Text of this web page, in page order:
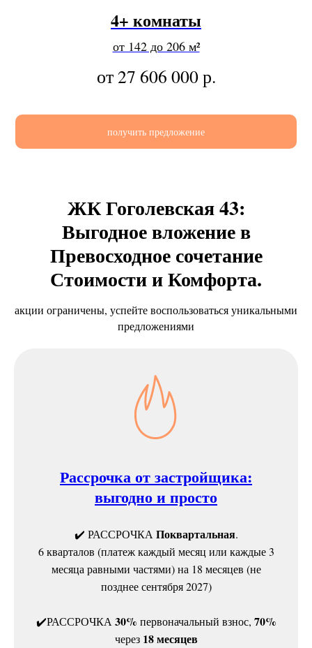
4+ комнаты
от 142 до 206 м²
от 27 606 000р.
получить предложение
ЖК Гоголевская 43:
Выгодное вложение в
Превосходное сочетание
Стоимости и Комфорта.
акции ограничены, успейте воспользоваться уникальными
предложениями
Рассрочка от застройщика:
выгодно и просто
✔️ РАССРОЧКАПоквартальная.
6 кварталов (платеж каждый месяц или каждые 3
месяца равными частями) на 18 месяцев (не
позднее сентября 2027)
✔️РАССРОЧКА30% первоначальный взнос, 70%
через 18 месяцев